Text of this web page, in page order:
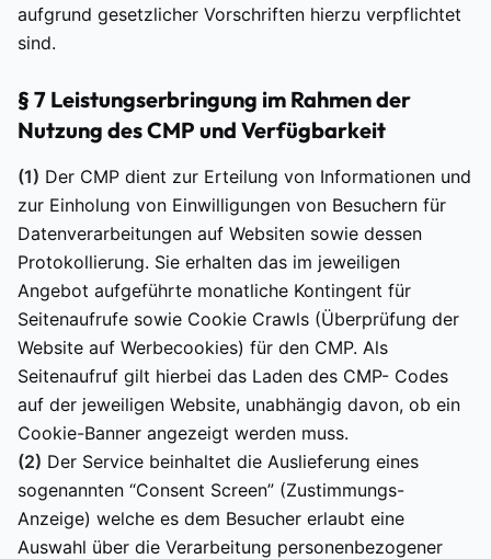
aufgrund gesetzlicher Vorschriften hierzu verpflichtet
sind.
§ 7 Leistungserbringung im Rahmen der
Nutzung des CMP und Verfügbarkeit
(1) Der CMP dient zur Erteilung von Informationen und
zur Einholung von Einwilligungen von Besuchern für
Datenverarbeitungen auf Websiten sowie dessen
Protokollierung. Sie erhalten das im jeweiligen
Angebot aufgeführte monatliche Kontingent für
Seitenaufrufe sowie Cookie Crawls (Überprüfung der
Website auf Werbecookies) für den CMP. Als
Seitenaufruf gilt hierbei das Laden des CMP- Codes
auf der jeweiligen Website, unabhängig davon, ob ein
Cookie-Banner angezeigt werden muss.
(2) Der Service beinhaltet die Auslieferung eines
sogenannten “Consent Screen” (Zustimmungs-
Anzeige) welche es dem Besucher erlaubt eine
Auswahl über die Verarbeitung personenbezogener